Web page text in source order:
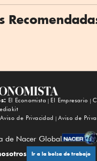
El Economista El Empresario
Aviso de Privacidad
Aviso de
de Nacer Global
Ir a la bolsa de trabajo